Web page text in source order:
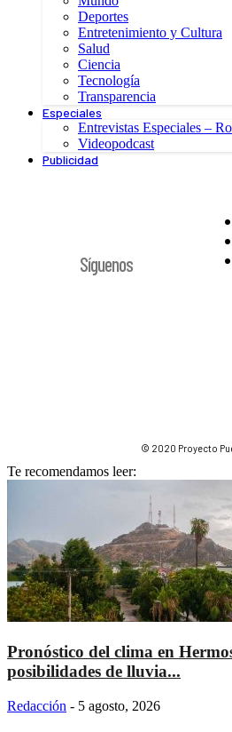
Deportes
Entretenimiento y Cultura
Salud
Ciencia
Tecnología
Transparencia
Especiales
Entrevistas Especiales –
Videopodcast
Publicidad
Síguenos
© 2020 Proyecto
Te recomendamos leer:
Pronóstico del clima en
posibilidades de lluvia...
Redacción - 5 agosto, 2026